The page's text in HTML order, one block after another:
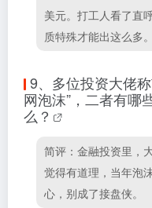
美元。打工人看了直
质特殊才能出这么多。
9、 多位投资大佬
网泡沫”，二者有哪
么？
简评：金融投资里，
觉得有道理，当年泡
心，别成了接盘侠。